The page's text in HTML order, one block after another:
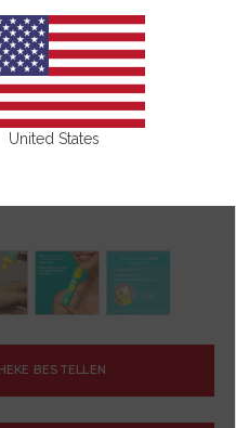
BESTELLEN
United States